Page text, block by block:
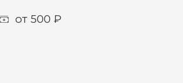
от 500 ₽